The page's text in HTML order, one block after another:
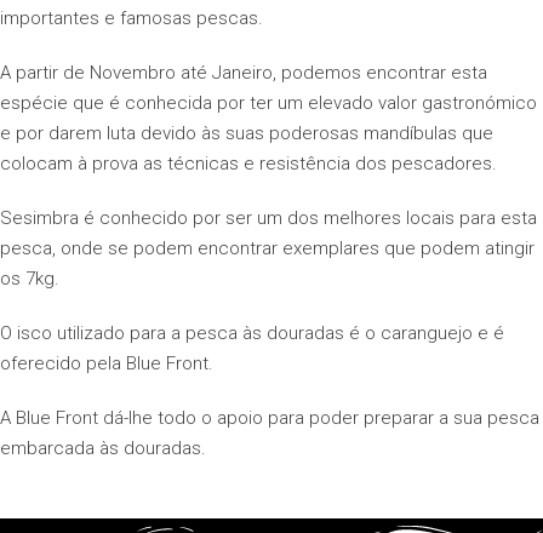
importantes e famosas pescas.
A partir de Novembro até Janeiro, podemos encontrar esta
espécie que é conhecida por ter um elevado valor gastronómico
e por darem luta devido às suas poderosas mandíbulas que
colocam à prova as técnicas e resistência dos pescadores.
Sesimbra é conhecido por ser um dos melhores locais para esta
pesca, onde se podem encontrar exemplares que podem atingir
os 7kg.
O isco utilizado para a pesca às douradas é o caranguejo e é
oferecido pela Blue Front.
A Blue Front dá-lhe todo o apoio para poder preparar a sua pesca
embarcada às douradas.